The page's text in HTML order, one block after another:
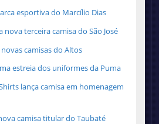
esportiva do Marcílio Dias
nova terceira camisa do São José
camisas do Altos
estreia dos uniformes da Puma
lança camisa em homenagem
camisa titular do Taubaté